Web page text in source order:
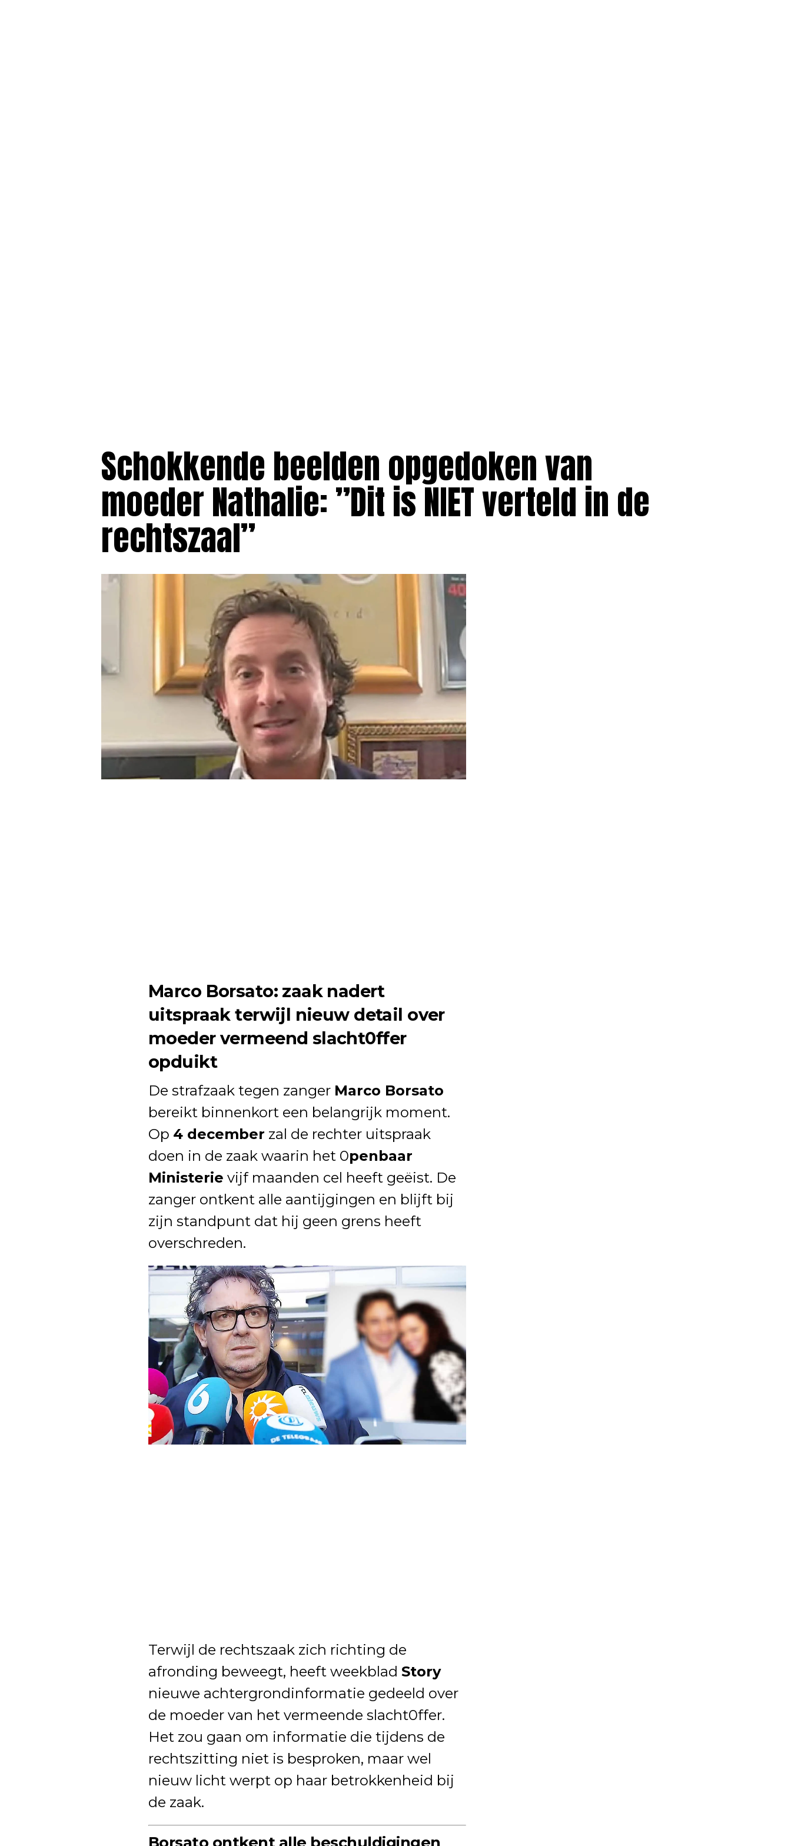
Schokkende beelden opgedoken van
moeder Nathalie: ”Dit is NIET verteld in de
rechtszaal”
Marco Borsato: zaak nadert
uitspraak terwijl nieuw detail over
moeder vermeend slacht0ffer
opduikt
De strafzaak tegen zanger Marco Borsato
bereikt binnenkort een belangrijk moment.
Op 4 december zal de rechter uitspraak
doen in de zaak waarin het 0penbaar
Ministerie vijf maanden cel heeft geëist. De
zanger ontkent alle aantijgingen en blijft bij
zijn standpunt dat hij geen grens heeft
overschreden.
Terwijl de rechtszaak zich richting de
afronding beweegt, heeft weekblad Story
nieuwe achtergrondinformatie gedeeld over
de moeder van het vermeende slacht0ffer.
Het zou gaan om informatie die tijdens de
rechtszitting niet is besproken, maar wel
nieuw licht werpt op haar betrokkenheid bij
de zaak.
Borsato ontkent alle beschuldigingen